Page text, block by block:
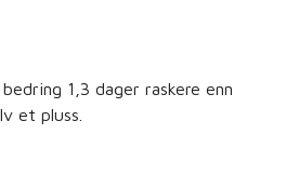
1,3 dager raskere enn
et pluss.